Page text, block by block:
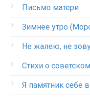
Письмо матери
Зимнее утро
Не жалею, не
Стихи о
Я памятник себе